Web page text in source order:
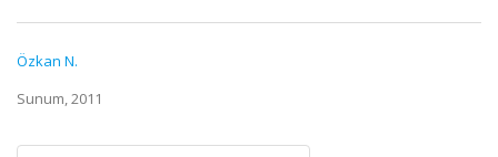
Özkan N.
Sunum, 2011